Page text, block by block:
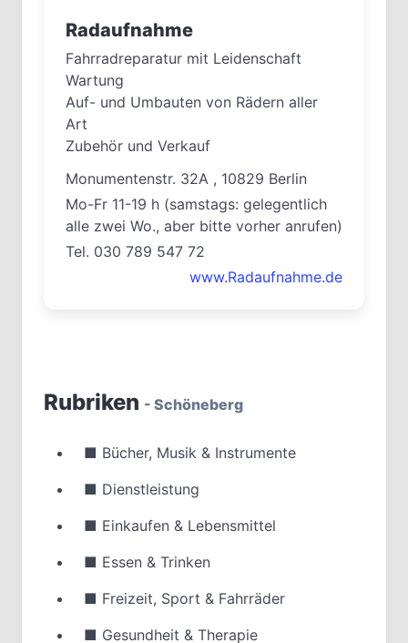
Rubriken - Schöneberg
■ Bücher, Musik & Instrumente
■ Dienstleistung
■ Einkaufen & Lebensmittel
■ Essen & Trinken
■ Freizeit, Sport & Fahrräder
■ Gesundheit & Therapie
Radaufnahme
Fahrradreparatur mit Leidenschaft
Wartung
Auf- und Umbauten von Rädern aller
Art
Zubehör und Verkauf
Monumentenstr. 32A , 10829 Berlin
Mo-Fr 11-19 h (samstags: gelegentlich
alle zwei Wo., aber bitte vorher anrufen)
Tel. 030 789 547 72
www.Radaufnahme.de